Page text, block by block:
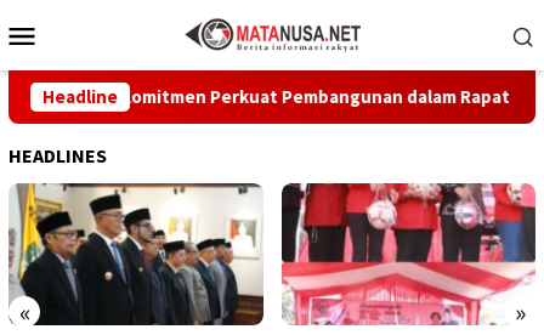
ke
Mobile
Headline
Komitmen Perkuat Pembangunan dalam Rapat
HEADLINES
« »